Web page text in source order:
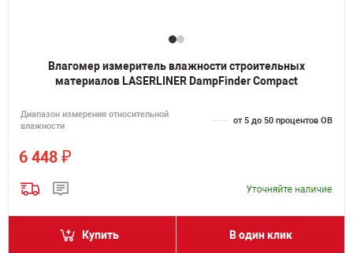
Влагомер измеритель влажности строительных
материалов LASERLINER DampFinder Compact
Диапазон измерения относительной
влажности
от 5 до 50 процентов ОВ
6 448 ₽
Купить В один клик